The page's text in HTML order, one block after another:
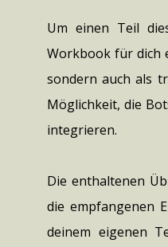
Um einen Teil
Workbook für dich
sondern auch als
Möglichkeit, die
integrieren.
Die enthaltenen
die empfangenen
deinem eigenen